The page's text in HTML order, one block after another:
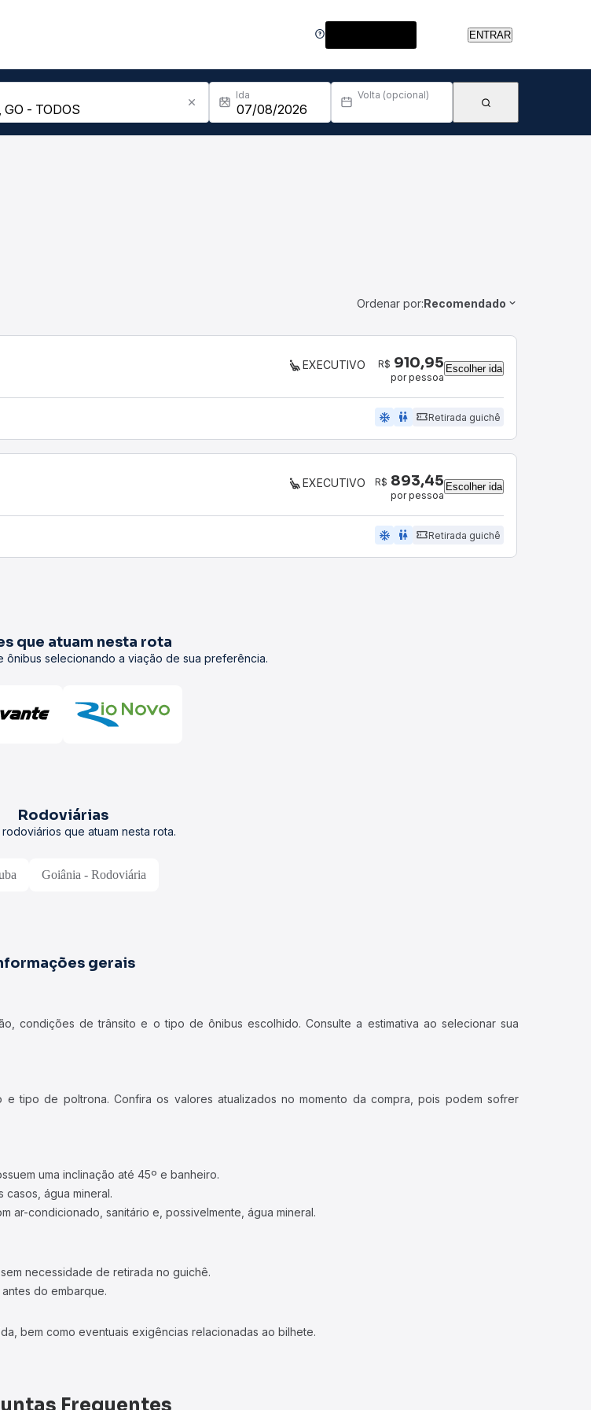
ENTRAR
Ida Volta (opcional)
Ordenar por:Recomendado
EXECUTIVO R$ 910,95
por pessoa
Escolher ida
ac_unit wc Retirada guichê
EXECUTIVO R$ 893,45
por pessoa
Escolher ida
ac_unit wc Retirada guichê
que atuam nesta rota
ônibus selecionando a viação de sua preferência.
Rodoviárias
rodoviários que atuam nesta rota.
Goiânia - Rodoviária
gerais
condições de trânsito e o tipo de ônibus escolhido. Consulte a estimativa ao selecionar sua
tipo de poltrona. Confira os valores atualizados no momento da compra, pois podem sofrer
uma inclinação até 45º e banheiro.
água mineral.
ar-condicionado, sanitário e, possivelmente, água mineral.
necessidade de retirada no guichê.
do embarque.
bem como eventuais exigências relacionadas ao bilhete.
Frequentes